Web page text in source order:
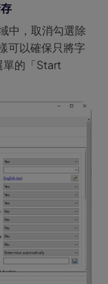
中，取消勾選除
可以確保只將字
單的「Start